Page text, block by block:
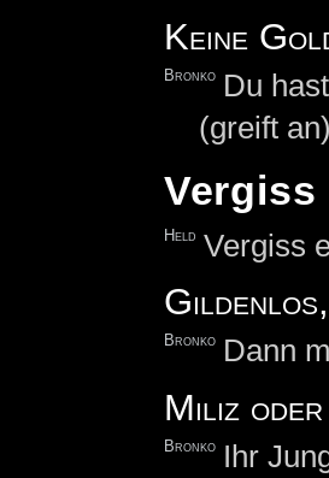
Keine
Bronko Du
(greift an)
Vergiss
Held Vergiss
Gildenlos,
Bronko Dann
Miliz
Bronko Ihr